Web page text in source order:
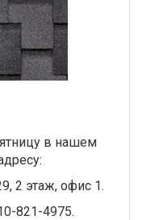
в нашем
2 этаж, офис 1.
821-4975.